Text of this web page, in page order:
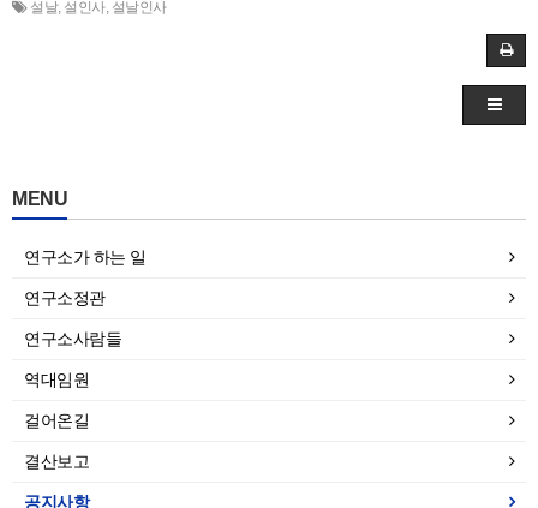
설날, 설인사, 설날인사
MENU
연구소가 하는 일
연구소정관
연구소사람들
역대임원
걸어온길
결산보고
공지사항